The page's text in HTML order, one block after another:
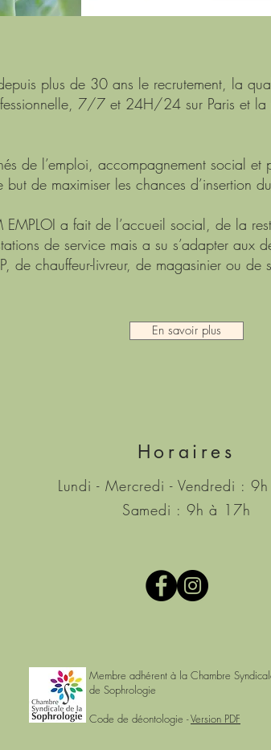
plus de 30 ans le recrutement, la
7/7 et 24H/24 sur Paris et la
de l’emploi, accompagnement social et
but de maximiser les chances d’insertion
EMPLOI a fait de l’accueil social, de la
de service mais a su s’adapter aux
de chauffeur-livreur, de magasinier ou de
En savoir plus
Horaires
Lundi - Mercredi - Vendredi :
Samedi : 9h à 17h
Membre adhérent à la Chambre
de Sophrologie
Code de déontologie -Version PDF